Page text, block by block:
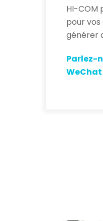
HI-COM
pour
générer
Parlez-
WeChat